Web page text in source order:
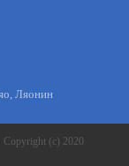
Ляонин
Copyright (c) 2020